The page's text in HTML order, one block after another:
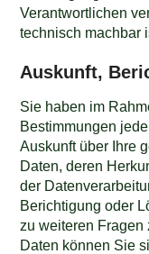
Verantwortlichen
technisch machbar
Auskunft,
Sie haben im
Bestimmungen
Auskunft über Ihre
Daten, deren
der
Berichtigung oder
zu weiteren Fragen
Daten können Sie